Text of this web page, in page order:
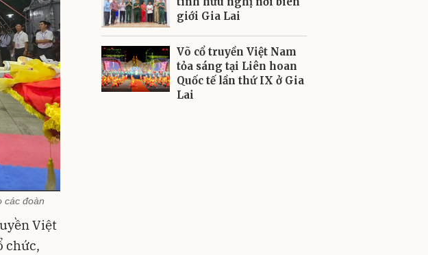
các đoàn
Việt
chức,
giới Gia Lai
Võ cổ truyền Việt Nam
tỏa sáng tại Liên hoan
Quốc tế lần thứ IX ở Gia
Lai